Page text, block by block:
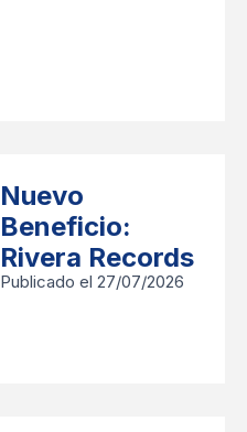
Nuevo
Beneficio:
Rivera Records
Publicado el 27/07/2026